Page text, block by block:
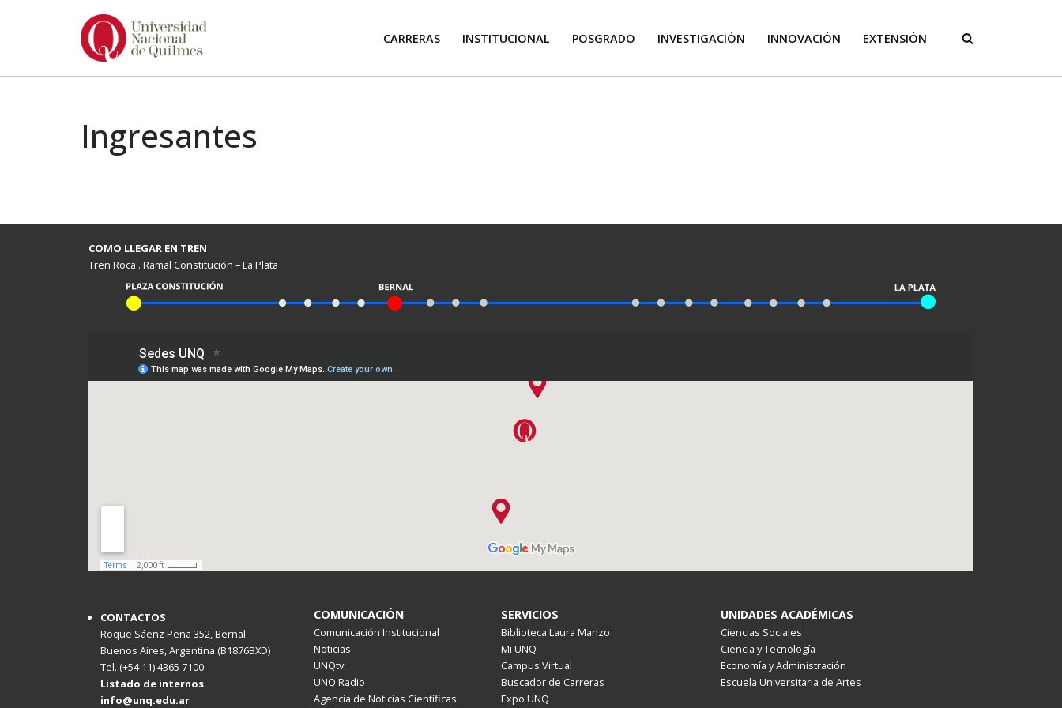
CARRERAS INSTITUCIONAL POSGRADO INVESTIGACIÓN INNOVACIÓN EXTENSIÓN
Ingresantes
COMO LLEGAR EN TREN
Tren Roca . Ramal Constitución – La Plata
CONTACTOS
Roque Sáenz Peña 352, Bernal
Buenos Aires, Argentina (B1876BXD)
Tel. (+54 11) 4365 7100
Listado de internos
info@unq.edu.ar
COMUNICACIÓN
Comunicación Institucional
Noticias
UNQtv
UNQ Radio
Agencia de Noticias Científicas
SERVICIOS
Biblioteca Laura Manzo
Mi UNQ
Campus Virtual
Buscador de Carreras
Expo UNQ
UNIDADES ACADÉMICAS
Ciencias Sociales
Ciencia y Tecnología
Economía y Administración
Escuela Universitaria de Artes